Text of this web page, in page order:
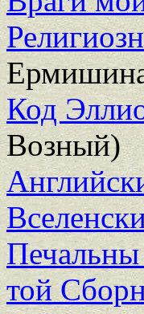
Код
Возный)
той